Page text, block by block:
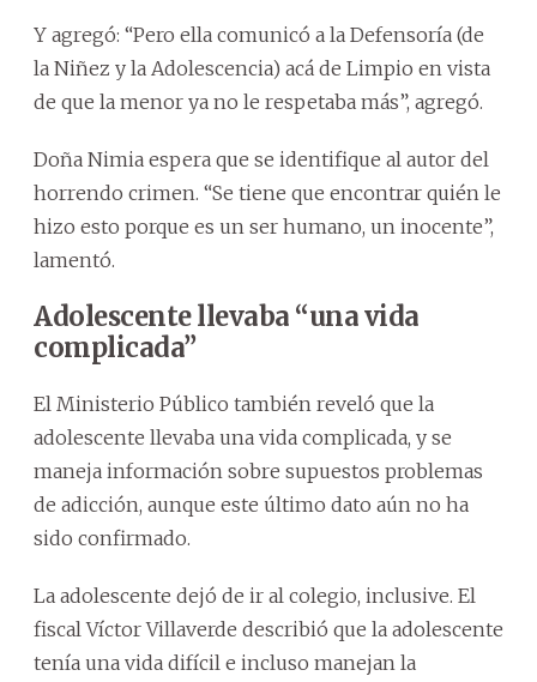
Y agregó: “Pero ella comunicó a la Defensoría (de
la Niñez y la Adolescencia) acá de Limpio en vista
de que la menor ya no le respetaba más”, agregó.
Doña Nimia espera que se identifique al autor del
horrendo crimen. “Se tiene que encontrar quién le
hizo esto porque es un ser humano, un inocente”,
lamentó.
Adolescente llevaba “una vida
complicada”
El Ministerio Público también reveló que la
adolescente llevaba una vida complicada, y se
maneja información sobre supuestos problemas
de adicción, aunque este último dato aún no ha
sido confirmado.
La adolescente dejó de ir al colegio, inclusive. El
fiscal Víctor Villaverde describió que la adolescente
tenía una vida difícil e incluso manejan la